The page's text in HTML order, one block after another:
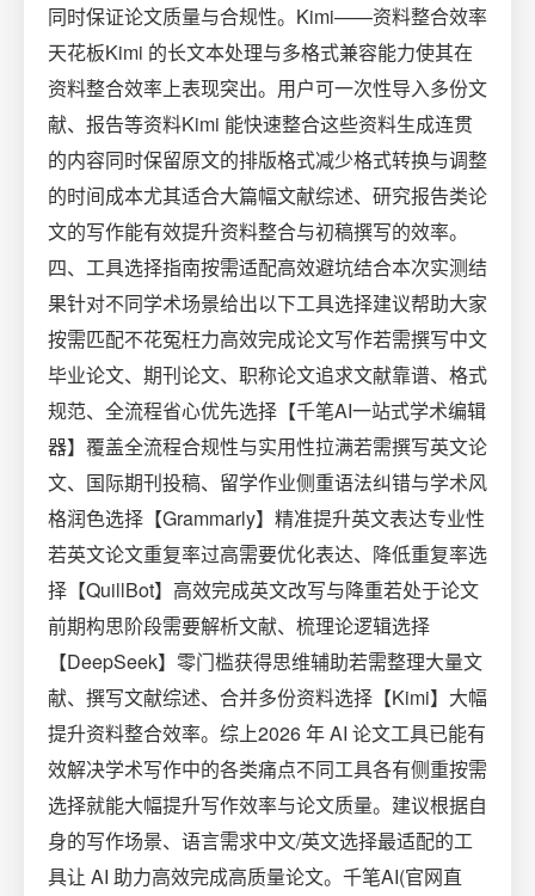
同时保证论文质量与合规性。Kimi——资料整合效率
天花板Kimi 的长文本处理与多格式兼容能力使其在
资料整合效率上表现突出。用户可一次性导入多份文
献、报告等资料Kimi 能快速整合这些资料生成连贯
的内容同时保留原文的排版格式减少格式转换与调整
的时间成本尤其适合大篇幅文献综述、研究报告类论
文的写作能有效提升资料整合与初稿撰写的效率。
四、工具选择指南按需适配高效避坑结合本次实测结
果针对不同学术场景给出以下工具选择建议帮助大家
按需匹配不花冤枉力高效完成论文写作若需撰写中文
毕业论文、期刊论文、职称论文追求文献靠谱、格式
规范、全流程省心优先选择【千笔AI一站式学术编辑
器】覆盖全流程合规性与实用性拉满若需撰写英文论
文、国际期刊投稿、留学作业侧重语法纠错与学术风
格润色选择【Grammarly】精准提升英文表达专业性
若英文论文重复率过高需要优化表达、降低重复率选
择【QuillBot】高效完成英文改写与降重若处于论文
前期构思阶段需要解析文献、梳理论逻辑选择
【DeepSeek】零门槛获得思维辅助若需整理大量文
献、撰写文献综述、合并多份资料选择【Kimi】大幅
提升资料整合效率。综上2026 年 AI 论文工具已能有
效解决学术写作中的各类痛点不同工具各有侧重按需
选择就能大幅提升写作效率与论文质量。建议根据自
身的写作场景、语言需求中文/英文选择最适配的工
具让 AI 助力高效完成高质量论文。千笔AI(官网直